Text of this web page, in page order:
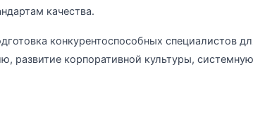
качества.
конкурентоспособных специалистов
развитие корпоративной культуры,